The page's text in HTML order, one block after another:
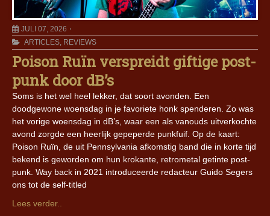
JULI 07, 2026
ARTICLES, REVIEWS
Poison Ruïn verspreidt giftige post-
punk door dB’s
Soms is het wel heel lekker, dat soort avonden. Een
doodgewone woensdag in je favoriete honk spenderen. Zo was
het vorige woensdag in dB’s, waar een als vanouds uitverkochte
avond zorgde een heerlijk gepeperde punkfuif. Op de kaart:
Poison Ruïn, de uit Pennsylvania afkomstig band die in korte tijd
bekend is geworden om hun krokante, retrometal getinte post-
punk. Way back in 2021 introduceerde redacteur Guido Segers
ons tot de self-titled
Lees verder..